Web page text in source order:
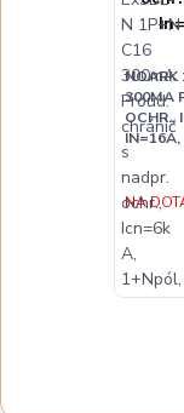
NOARK
300MA
OCHR.,
NA